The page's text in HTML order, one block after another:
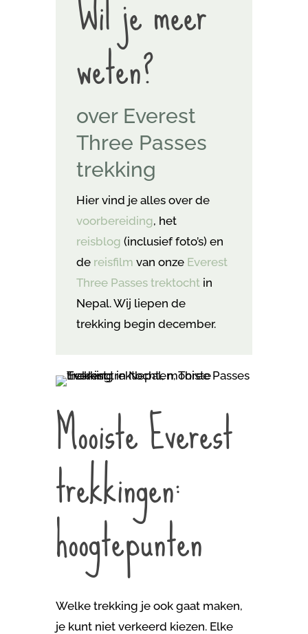
weten?
over Everest
Three Passes
trekking
Hier vind je alles over de
voorbereiding, het
reisblog (inclusief foto’s) en
de reisfilm van onze Everest
Three Passes trektochtin
Nepal. Wij liepen de
trekking begin december.
Mooiste Everest
trekkingen:
hoogtepunten
Welke trekking je ook gaat maken,
je kunt niet verkeerd kiezen. Elke